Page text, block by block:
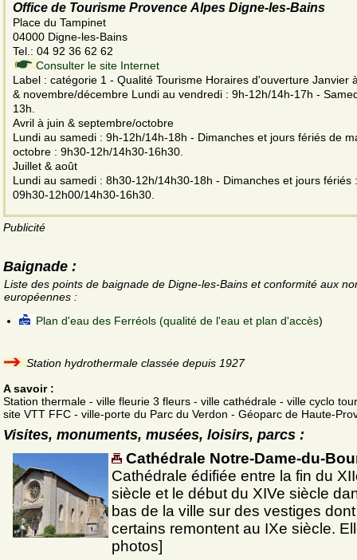
Office de Tourisme Provence Alpes Digne-les-Bains
Place du Tampinet
04000 Digne-les-Bains
Tel.: 04 92 36 62 62
Consulter le site Internet
Label : catégorie 1 - Qualité Tourisme Horaires d'ouverture Janvier
& novembre/décembre Lundi au vendredi : 9h-12h/14h-17h -
13h.
Avril à juin & septembre/octobre
Lundi au samedi : 9h-12h/14h-18h - Dimanches et jours fériés de
octobre : 9h30-12h/14h30-16h30.
Juillet & août
Lundi au samedi : 8h30-12h/14h30-18h - Dimanches et jours fériés :
09h30-12h00/14h30-16h30.
Publicité
Baignade :
Liste des points de baignade de Digne-les-Bains et conformité aux
européennes :
Plan d'eau des Ferréols (qualité de l'eau et plan d'accès)
Station hydrothermale classée depuis 1927
A savoir :
Station thermale - ville fleurie 3 fleurs - ville cathédrale - ville cyclo
site VTT FFC - ville-porte du Parc du Verdon - Géoparc de Haute-
Visites, monuments, musées, loisirs, parcs :
Cathédrale Notre-Dame-du-
Cathédrale édifiée entre la fin du
siècle et le début du XIVe siècle
bas de la ville sur des vestiges dont
certains remontent au IXe siècle.
photos]